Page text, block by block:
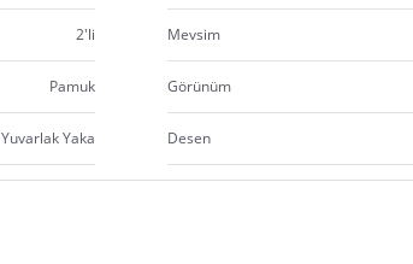
2'li Mevsim
Pamuk Görünüm
Yuvarlak Yaka Desen